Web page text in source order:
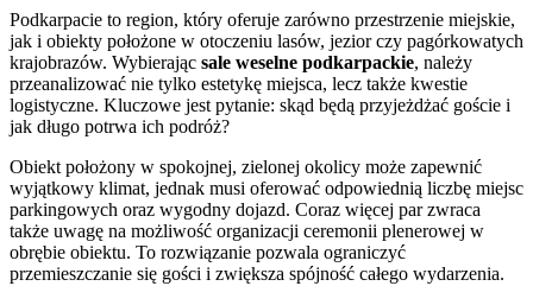
Podkarpacie to region, który oferuje zarówno przestrzenie miejskie,
jak i obiekty położone w otoczeniu lasów, jezior czy pagórkowatych
krajobrazów. Wybierając sale weselne podkarpackie, należy
przeanalizować nie tylko estetykę miejsca, lecz także kwestie
logistyczne. Kluczowe jest pytanie: skąd będą przyjeżdżać goście i
jak długo potrwa ich podróż?
Obiekt położony w spokojnej, zielonej okolicy może zapewnić
wyjątkowy klimat, jednak musi oferować odpowiednią liczbę miejsc
parkingowych oraz wygodny dojazd. Coraz więcej par zwraca
także uwagę na możliwość organizacji ceremonii plenerowej w
obrębie obiektu. To rozwiązanie pozwala ograniczyć
przemieszczanie się gości i zwiększa spójność całego wydarzenia.